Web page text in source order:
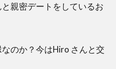
親密デートをしているお
のか？今はHiro さんと交